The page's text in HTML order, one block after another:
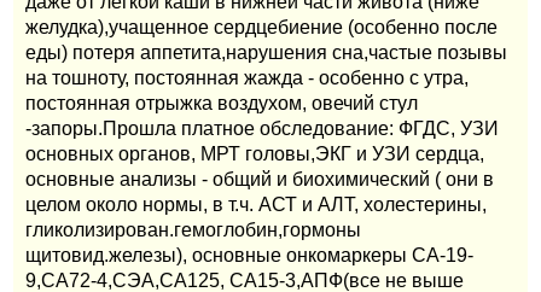
желудка),учащенное сердцебиение (особенно после
еды) потеря аппетита,нарушения сна,частые позывы
на тошноту, постоянная жажда - особенно с утра,
постоянная отрыжка воздухом, овечий стул
-запоры.Прошла платное обследование: ФГДС, УЗИ
основных органов, МРТ головы,ЭКГ и УЗИ сердца,
основные анализы - общий и биохимический ( они в
целом около нормы, в т.ч. АСТ и АЛТ, холестерины,
гликолизирован.гемоглобин,гормоны
щитовид.железы), основные онкомаркеры СА-19-
9,СА72-4,СЭА,СА125, СА15-3,АПФ(все не выше